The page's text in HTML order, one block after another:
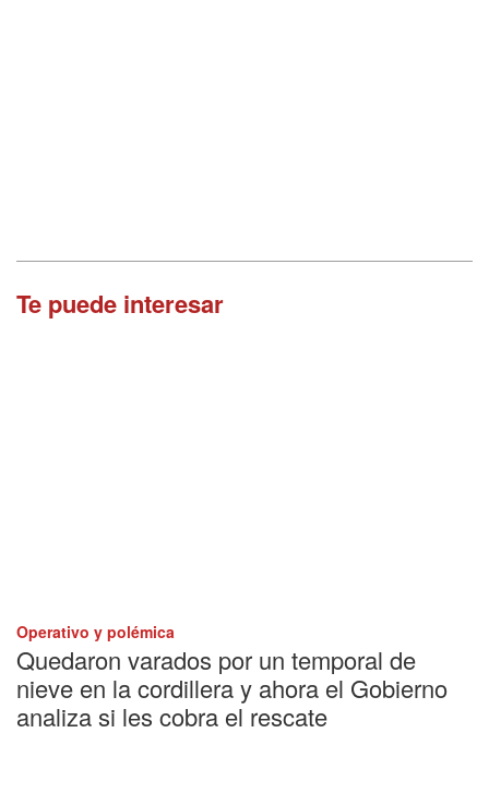
Te puede interesar
Operativo y polémica
Quedaron varados por un temporal de
nieve en la cordillera y ahora el Gobierno
analiza si les cobra el rescate